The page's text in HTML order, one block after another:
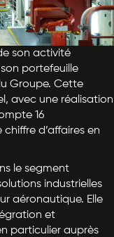
son activité
portefeuille
Groupe. Cette
avec une réalisation
16
d’affaires en
le segment
industrielles
aéronautique. Elle
et
particulier auprès